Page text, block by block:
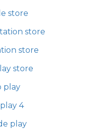
store
store
store
store
play
4
play